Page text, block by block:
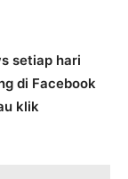
setiap hari
di Facebook
klik